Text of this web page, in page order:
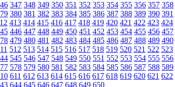
347 348 349 350 351 352 353 354 355 356 357 358
380 381 382 383 384 385 386 387 388 389 390 391
413 414 415 416 417 418 419 420 421 422 423 424
446 447 448 449 450 451 452 453 454 455 456 457
479 480 481 482 483 484 485 486 487 488 489 490
512 513 514 515 516 517 518 519 520 521 522 523
545 546 547 548 549 550 551 552 553 554 555 556
578 579 580 581 582 583 584 585 586 587 588 589
611 612 613 614 615 616 617 618 619 620 621 622
644 645 646 647 648 649 650